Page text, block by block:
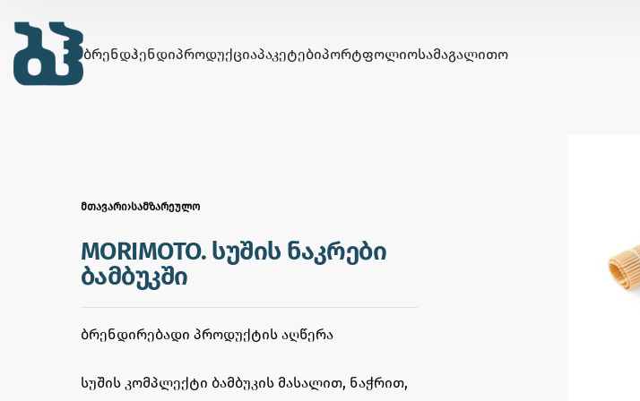
ᲑᲠᲔᲜᲓᲰᲔᲜᲓᲘᲞᲠᲝᲓᲣᲥᲪᲘᲐᲞᲐᲙᲔᲢᲔᲑᲘᲞᲝᲠᲢᲤᲝᲚᲘᲝᲡᲐᲛᲐᲒᲐᲚᲘᲗᲝ
ᲛᲗᲐᲕᲐᲠᲘ›ᲡᲐᲛᲖᲐᲠᲔᲣᲚᲝ
MORIMOTO. სუშის ნაკრები
ბამბუკში
ᲑᲠᲔᲜᲓᲘᲠᲔᲑᲐᲓᲘ ᲞᲠᲝᲓᲣᲥᲢᲘᲡ ᲐᲦᲬᲔᲠᲐ
სუშის კომპლექტი ბამბუკის მასალით, ნაჭრით,